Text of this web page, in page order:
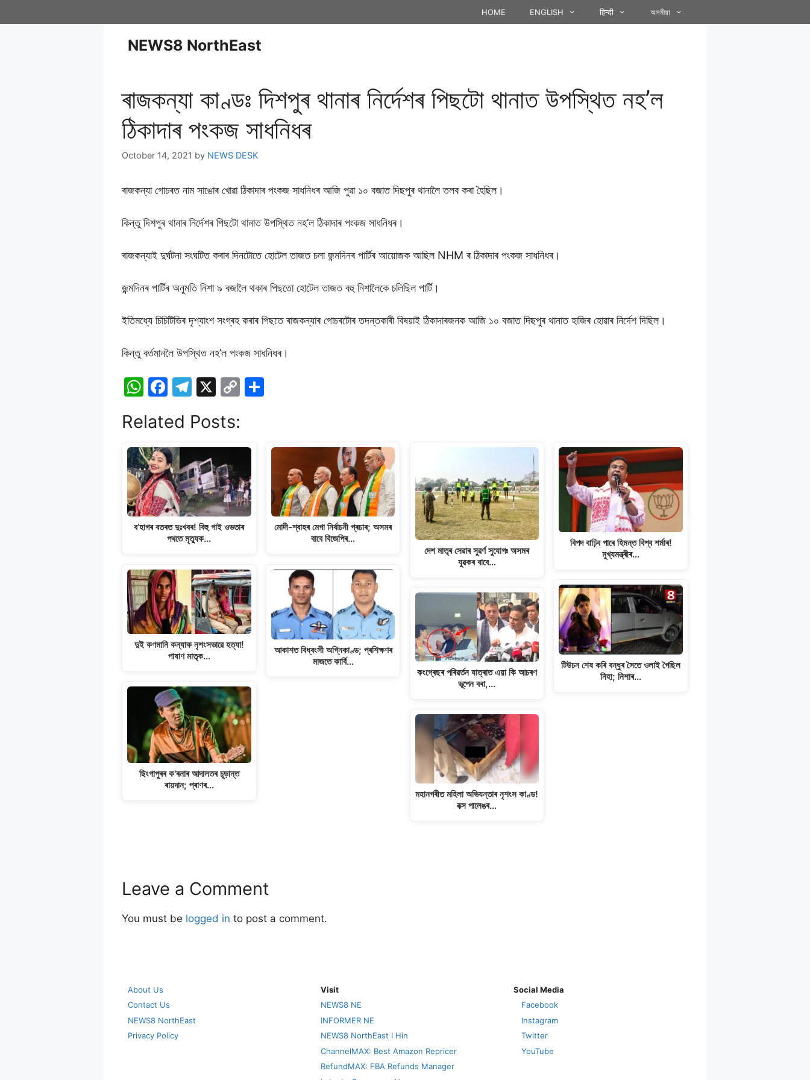
HOME ENGLISH हिन्दी অসমীয়া
NEWS8 NorthEast
ৰাজকন্যা কাণ্ডঃ দিশপুৰ থানাৰ নিৰ্দেশৰ পিছটো থানাত উপস্থিত নহ’ল
ঠিকাদাৰ পংকজ সাধনিধৰ
October 14, 2021 by NEWS DESK
ৰাজকন্যা গোচৰত নাম সাঙোৰ খোৱা ঠিকাদাৰ পংকজ সাধনিধৰ আজি পুৱা ১০ বজাত দিছপুৰ থানালৈ তলব কৰা হৈছিল।
কিন্তু দিশপুৰ থানাৰ নিৰ্দেশৰ পিছটো থানাত উপস্থিত নহ’ল ঠিকাদাৰ পংকজ সাধনিধৰ।
ৰাজকন্যাই দুৰ্ঘটনা সংঘটিত কৰাৰ দিনটোতে হোটেল তাজত চলা জন্মদিনৰ পাৰ্টিৰ আয়োজক আছিল NHM ৰ ঠিকাদাৰ পংকজ সাধনিধৰ।
জন্মদিনৰ পাৰ্টিৰ অনুমতি নিশা ৯ বজালৈ থকাৰ পিছতো হোটেল তাজত বহু নিশালৈকে চলিছিল পাৰ্টি।
ইতিমধ্যে চিচিটিভিৰ দৃশ্যাংশ সংগ্ৰহ কৰাৰ পিছতে ৰাজকন্যাৰ গোচৰটোৰ তদন্তকাৰী বিষয়াই ঠিকাদাৰজনক আজি ১০ বজাত দিছপুৰ থানাত হাজিৰ হোৱাৰ নিৰ্দেশ দিছিল।
কিন্তু বৰ্তমানলৈ উপস্থিত নহ’ল পংকজ সাধনিধৰ।
W
at
s
A
p
p
F
c
e
b
o
o
k
T
e
gr
a
m
X
C
y
n
k
e
Related Posts:
ব’হাগৰ বতৰত দুঃখবৰ! বিহু গাই ওভতাৰ
পথতে মৃত্যুক…
দুই কণমানি কন্যাক নৃশংসভাৱে হত্যা!
পাষাণ মাতৃক…
ছিংগাপুৰৰ ক'ৰনাৰ আদালতৰ চূড়ান্ত
ৰায়দান; প্ৰাণৰ…
মোদী-শ্বাহৰ মেগা নিৰ্বাচনী প্ৰচাৰ; অসমৰ
বাবে বিজেপিৰ…
আকাশত বিধ্বংসী অগ্নিকাণ্ড; প্ৰশিক্ষণৰ
মাজতে কাৰ্বি…
দেশ মাতৃৰ সেৱাৰ সুৱৰ্ণ সুযোগঃ অসমৰ
যুৱকৰ বাবে…
কংগ্ৰেছৰ পৰিৱৰ্তন যাত্ৰাত এয়া কি আচৰণ
ভূপেন বৰা,…
মহানগৰীত মহিলা অভিযন্তাৰ নৃশংস কাণ্ড!
বক্স পালেঙৰ…
বিপদ বাঢ়িব পাৰে হিমন্ত বিশ্ব শৰ্মাৰ!
মুখ্যমন্ত্ৰীৰ…
টিউচন শেষ কৰি বন্ধুৰ সৈতে ওলাই গৈছিল
নিহা; নিশাৰ…
Leave a Comment
You must be logged in to post a comment.
About Us
Contact Us
NEWS8 NorthEast
Privacy Policy
Visit
NEWS8 NE
INFORMER NE
NEWS8 NorthEast I Hin
ChannelMAX: Best Amazon Repricer
RefundMAX: FBA Refunds Manager
Social Media
Facebook
Instagram
Twitter
YouTube